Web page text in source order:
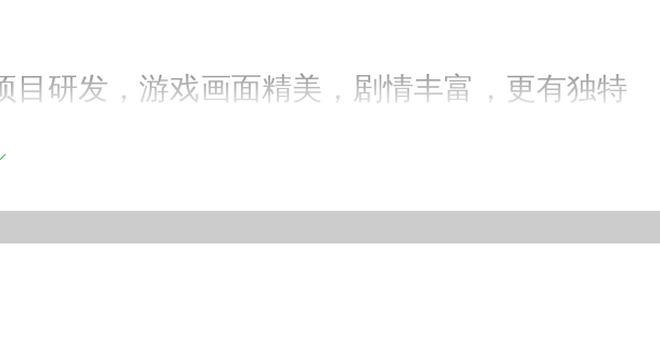
研发，游戏画面精美，剧情丰富，更有独特
全地图抢BOSS爆神装、自由交易等开放式玩